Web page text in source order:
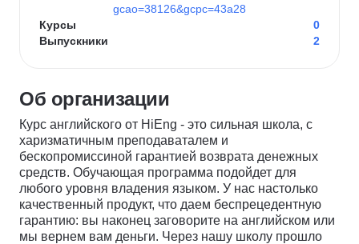
gcao=38126&gcpc=43a28
Курсы
0
Выпускники
2
Об организации
Курс английского от HiEng - это сильная школа, с
харизматичным преподаваталем и
бескопромиссиной гарантией возврата денежных
средств. Обучающая программа подойдет для
любого уровня владения языком. У нас настолько
качественный продукт, что даем беспрецедентную
гарантию: вы наконец заговорите на английском или
мы вернем вам деньги. Через нашу школу прошло